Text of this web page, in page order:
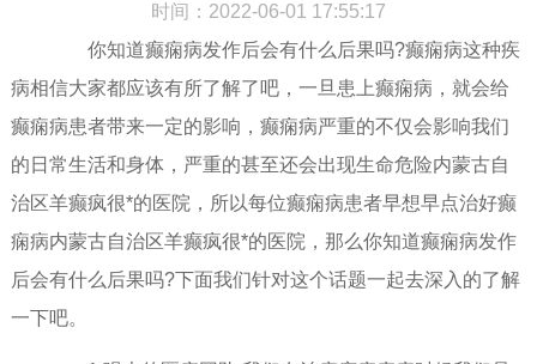
时间：2022-06-01 17:55:17
你知道癫痫病发作后会有什么后果吗?癫痫病这种疾
病相信大家都应该有所了解了吧，一旦患上癫痫病，就会给
癫痫病患者带来一定的影响，癫痫病严重的不仅会影响我们
的日常生活和身体，严重的甚至还会出现生命危险内蒙古自
治区羊癫疯很*的医院，所以每位癫痫病患者早想早点治好癫
痫病内蒙古自治区羊癫疯很*的医院，那么你知道癫痫病发作
后会有什么后果吗?下面我们针对这个话题一起去深入的了解
一下吧。